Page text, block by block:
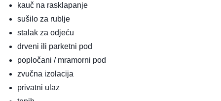
kauč na rasklapanje
sušilo za rublje
stalak za odjeću
drveni ili parketni pod
popločani / mramorni pod
zvučna izolacija
privatni ulaz